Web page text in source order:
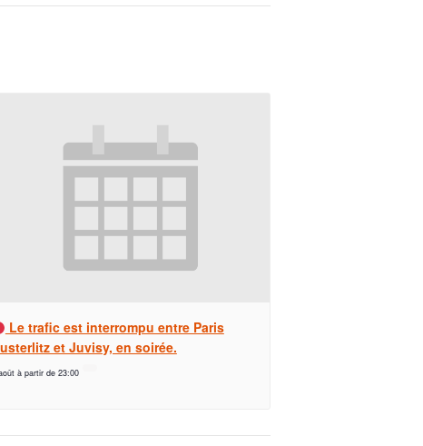
Le trafic est interrompu entre Paris
et Juvisy, en soirée.
à partir de 23:00